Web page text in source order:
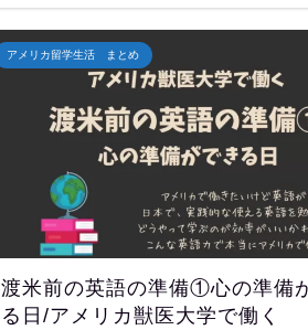
アメリカ留学生活 まとめ
渡米前の英語の準備①心の準備
る日/アメリカ獣医大学で働く